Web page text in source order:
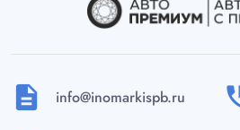
description info@inomarkispb.ru